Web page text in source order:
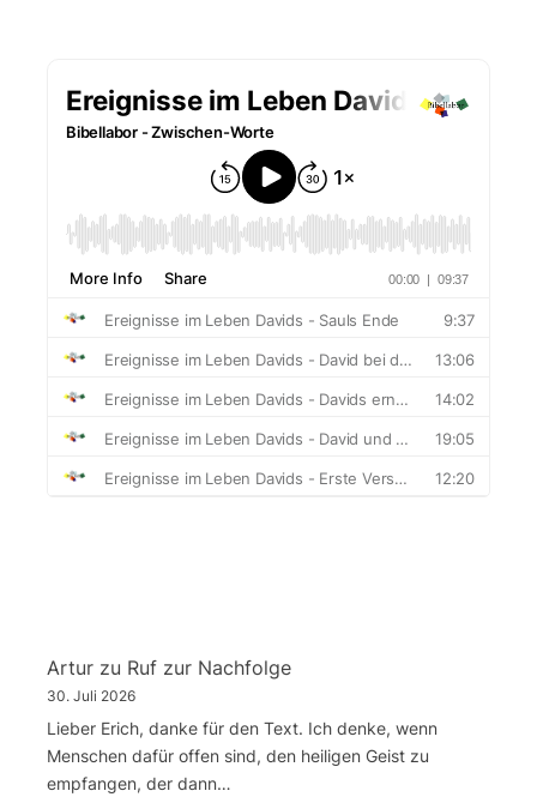
Artur zu Ruf zur Nachfolge
30. Juli 2026
Lieber Erich, danke für den Text. Ich denke, wenn
Menschen dafür offen sind, den heiligen Geist zu
empfangen, der dann…